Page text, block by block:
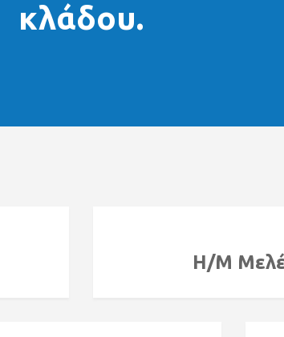
κλάδου.
Η/Μ